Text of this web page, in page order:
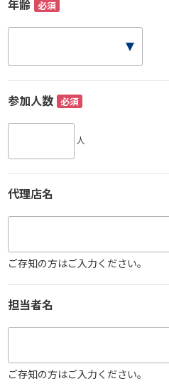
年齢 必須
参加人数 必須
人
代理店名
ご存知の方はご入力ください。
担当者名
ご存知の方はご入力ください。